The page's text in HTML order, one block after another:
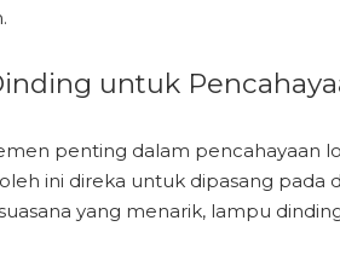
untuk
penting dalam pencahayaan
ini direka untuk dipasang
yang menarik, lampu